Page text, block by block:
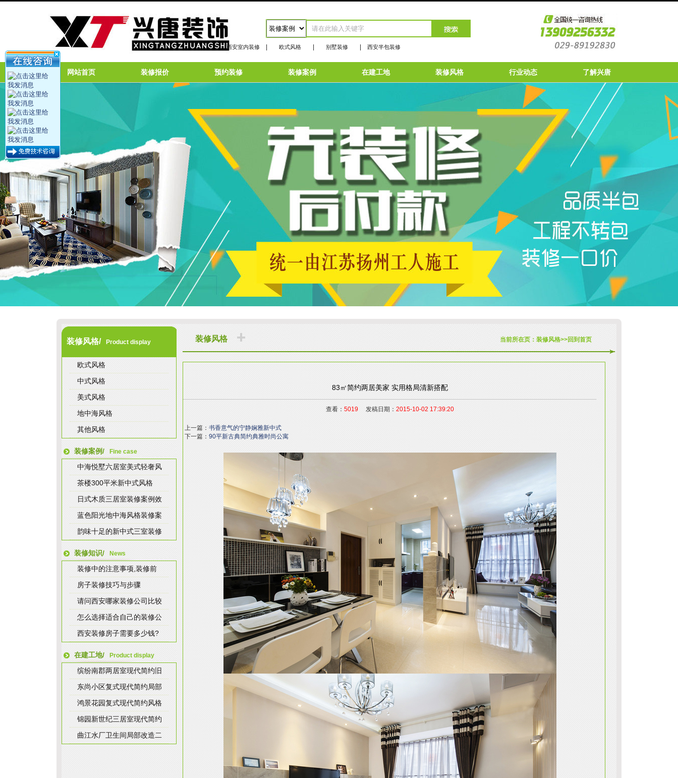
西安室内装修 欧式风格 别墅装修 西安半包装修
网站首页 装修报价 预约装修 装修案例 在建工地 装修风格 行业动态 了解兴唐
装修风格/ Product display
欧式风格
中式风格
美式风格
地中海风格
其他风格
装修案例/ Fine case
中海悦墅六居室美式轻奢风
茶楼300平米新中式风格
日式木质三居室装修案例效
蓝色阳光地中海风格装修案
韵味十足的新中式三室装修
装修知识/ News
装修中的注意事项,装修前
房子装修技巧与步骤
请问西安哪家装修公司比较
怎么选择适合自己的装修公
西安装修房子需要多少钱?
在建工地/ Product display
缤纷南郡两居室现代简约旧
东尚小区复式现代简约局部
鸿景花园复式现代简约风格
锦园新世纪三居室现代简约
曲江水厂卫生间局部改造二
装修风格 当前所在页： 装修风格>>回到首页
83㎡简约两居美家 实用格局清新搭配
查看： 5019发稿日期： 2015-10-02 17:39:20
上一篇： 书香意气的宁静娴雅新中式
下一篇： 90平新古典简约典雅时尚公寓